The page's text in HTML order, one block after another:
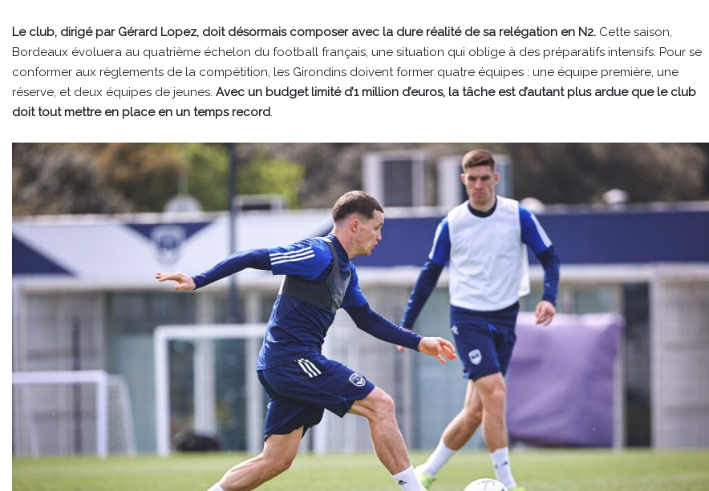
Le club, dirigé par Gérard Lopez, doit désormais composer avec la dure réalité de sa relégation en N2. Cette saison,
Bordeaux évoluera au quatrième échelon du football français, une situation qui oblige à des préparatifs intensifs. Pour se
conformer aux règlements de la compétition, les Girondins doivent former quatre équipes : une équipe première, une
réserve, et deux équipes de jeunes. Avec un budget limité d’1 million d’euros, la tâche est d’autant plus ardue que le club
doit tout mettre en place en un temps record.